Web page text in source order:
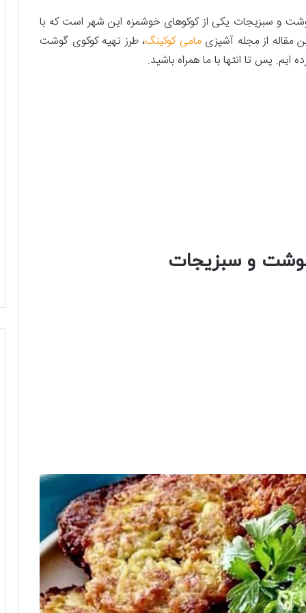
و سبزیجات یکی از کوکوهای خوشمزه این شهر است که با
مقاله از مجله آشپزیمامی کوکینگ، طرز تهیه کوکوی گوشت
پس تا انتها با ما همراه باشید.
و سبزیجات